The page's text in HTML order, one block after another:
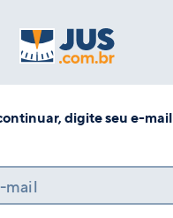
digite seu e-mail
mail